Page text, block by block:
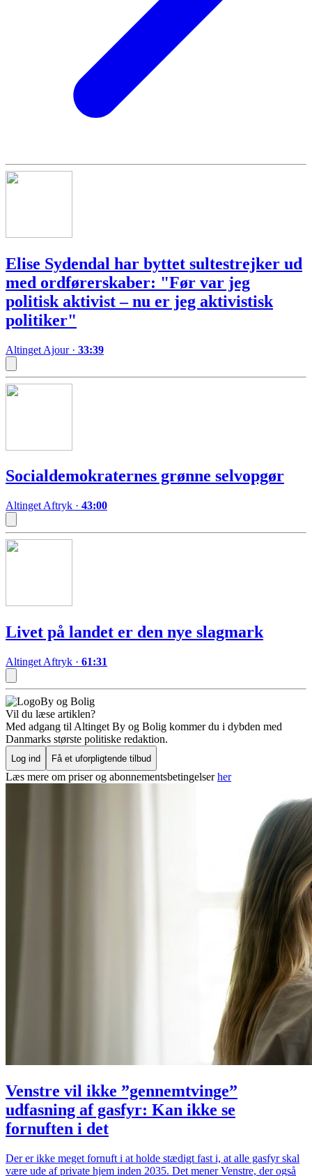
Elise Sydendal har byttet sultestrejker ud
med ordførerskaber: "Før var jeg
politisk aktivist – nu er jeg aktivistisk
politiker"
Altinget Ajour · 33:39
Socialdemokraternes grønne selvopgør
Altinget Aftryk · 43:00
Livet på landet er den nye slagmark
Altinget Aftryk · 61:31
By og Bolig
Vil du læse artiklen?
Med adgang til Altinget By og Bolig kommer du i dybden med
Danmarks største politiske redaktion.
Log ind Få et uforpligtende tilbud
Læs mere om priser og abonnementsbetingelserher
Venstre vil ikke ”gennemtvinge”
udfasning af gasfyr: Kan ikke se
fornuften i det
Der er ikke meget fornuft i at holde stædigt fast i, at alle gasfyr skal
være ude af private hjem inden 2035. Det mener Venstre, der også